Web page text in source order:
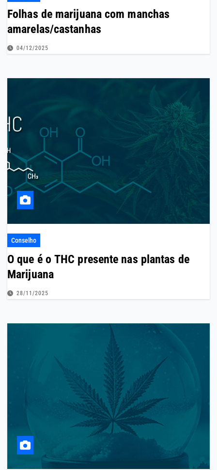
Folhas de marijuana com manchas
amarelas/castanhas
04/12/2025
Conselho
O que é o THC presente nas plantas de
Marijuana
28/11/2025